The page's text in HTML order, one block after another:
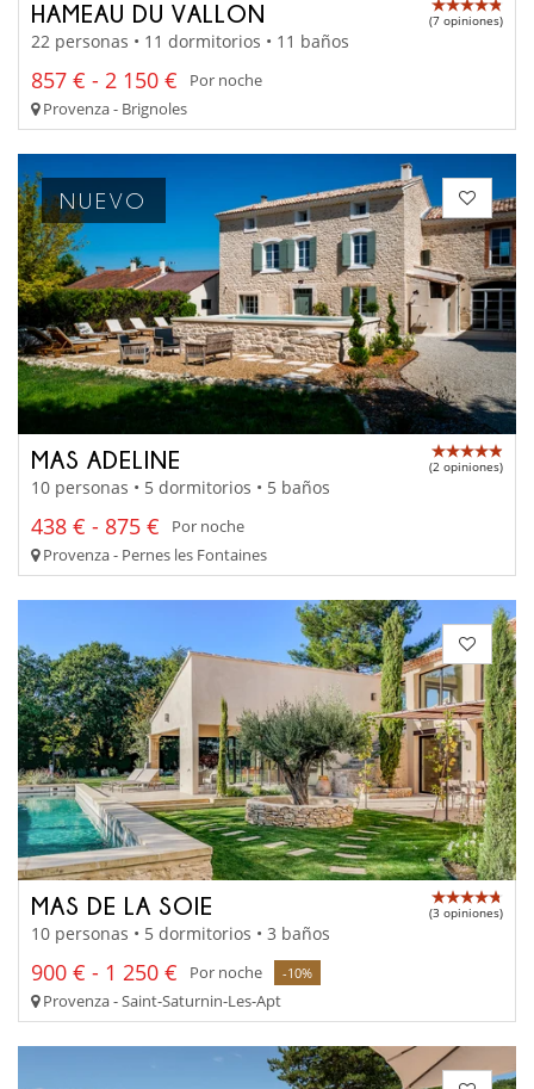
HAMEAU DU VALLON (7 opiniones)
22 personas • 11 dormitorios • 11 baños
857 € - 2 150 €
Por noche
Provenza - Brignoles
NUEVO
MAS ADELINE (2 opiniones)
10 personas • 5 dormitorios • 5 baños
438 € - 875 €
Por noche
Provenza - Pernes les Fontaines
MAS DE LA SOIE (3 opiniones)
10 personas • 5 dormitorios • 3 baños
900 € - 1 250 € Por noche -10%
Provenza - Saint-Saturnin-Les-Apt